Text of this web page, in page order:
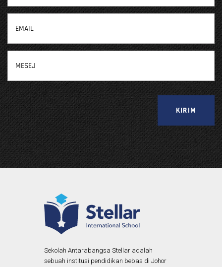
A
e
Sekolah Antarabangsa Stellar adalah
sebuah institusi pendidikan bebas di Johor